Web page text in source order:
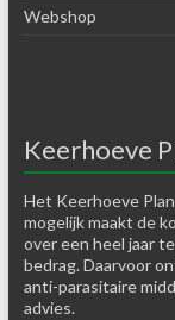
Webshop
Keerhoeve
Het Keerhoeve
mogelijk maakt de
over een heel jaar
bedrag. Daarvoor
anti-parasitaire
advies.